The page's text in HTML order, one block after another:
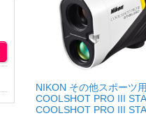
NIKON その他スポーツ
COOLSHOT PRO III
COOLSHOT PRO III